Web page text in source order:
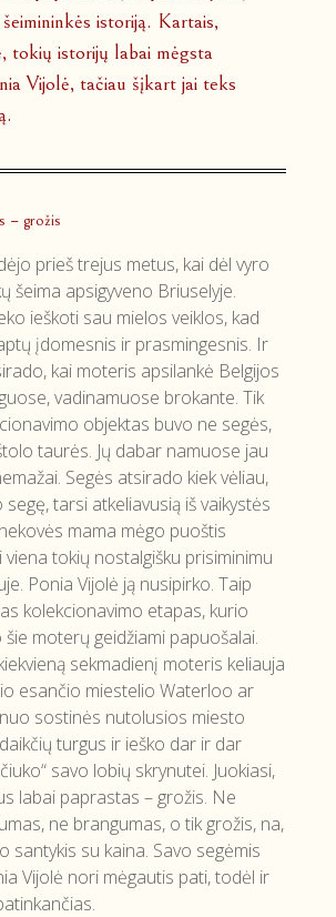
istoriją. Kartais,
tokių istorijų labai mėgsta
Vijolė, tačiau šįkart jai teks
– grožis
prieš trejus metus, kai dėl vyro
šeima apsigyveno Briuselyje.
ieškoti sau mielos veiklos, kad
įdomesnis ir prasmingesnis. Ir
kai moteris apsilankė Belgijos
vadinamuose brokante. Tik
objektas buvo ne segės,
taurės. Jų dabar namuose jau
Segės atsirado kiek vėliau,
segę, tarsi atkeliavusią iš vaikystės
mama mėgo puoštis
viena tokių nostalgišku prisiminimu
Ponia Vijolė ją nusipirko. Taip
kolekcionavimo etapas, kurio
moterų geidžiami papuošalai.
sekmadienį moteris keliauja
esančio miestelio Waterloo ar
sostinės nutolusios miesto
turgus ir ieško dar ir dar
savo lobių skrynutei. Juokiasi,
labai paprastas – grožis. Ne
ne brangumas, o tik grožis, na,
santykis su kaina. Savo segėmis
Vijolė nori mėgautis pati, todėl ir